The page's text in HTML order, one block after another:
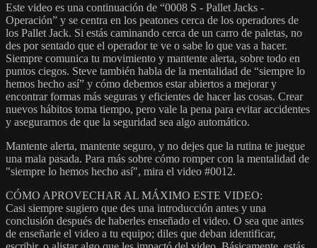
Este video es una continuación de “0008 S - Pallet Jacks -
Operación” y se centra en los peatones cerca de los operadores de
los Pallet Jack. Si estás caminando cerca de un carro de paletas, no
des por sentado que el operador te ve o sabe lo que vas a hacer.
Siempre comunica tu movimiento y mantente alerta, sobre todo en
puntos ciegos. Steve también habla de la mentalidad de “siempre lo
hemos hecho así” y cómo debemos estar abiertos a mejorar y
encontrar formas más seguras y eficientes de hacer las cosas. Crear
nuevos hábitos toma tiempo, pero vale la pena para evitar accidentes
y asegurarnos de que la seguridad sea algo automático.
Mantente alerta, mantente seguro, y no dejes que la rutina te juegue
una mala pasada. Para más sobre cómo romper con la mentalidad de
"siempre lo hemos hecho así", mira el video #0012.
CÓMO APROVECHAR AL MÁXIMO ESTE VIDEO:
Casi siempre sugiero que des una introducción antes y una
conclusión después de haberles enseñado el video. O sea que antes
de enseñarle el video a tu equipo; diles que deban identificar,